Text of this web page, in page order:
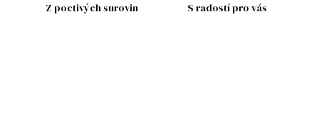
Z poctivých surovin S radostí pro vás